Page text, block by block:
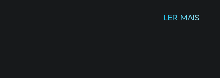
LER MAIS